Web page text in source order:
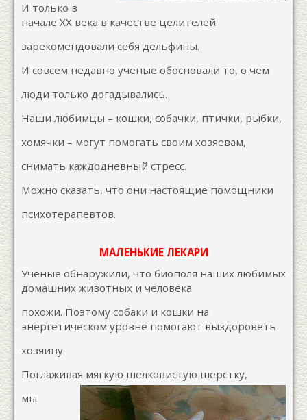
И только в
начале ХХ века в качестве целителей
зарекомендовали себя дельфины.
И совсем недавно ученые обосновали то, о чем
люди только догадывались.
Наши любимцы – кошки, собачки, птички, рыбки,
хомячки – могут помогать своим хозяевам,
снимать каждодневный стресс.
Можно сказать, что они настоящие помощники
психотерапевтов.
МАЛЕНЬКИЕ ЛЕКАРИ
Ученые обнаружили, что биополя наших любимых
домашних животных и человека
похожи. Поэтому собаки и кошки на
энергетическом уровне помогают выздороветь
хозяину.
Поглаживая мягкую шелковистую шерстку,
мы